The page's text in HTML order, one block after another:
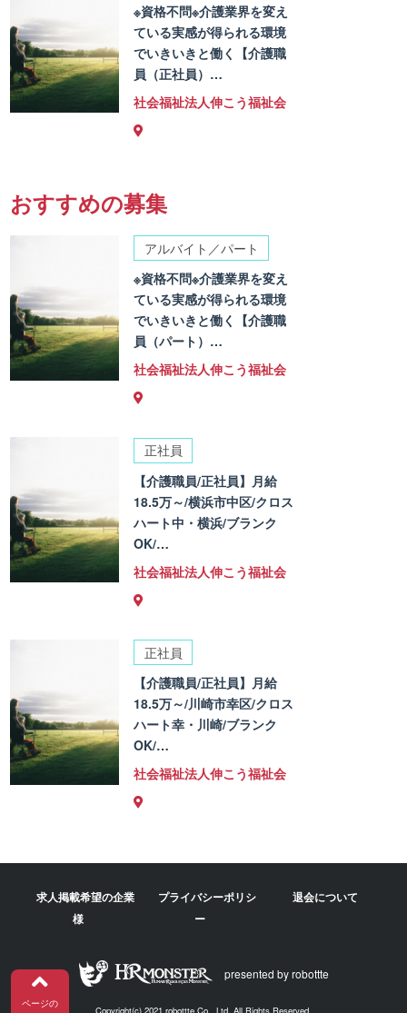
※資格不問※介護業界を変え
ている実感が得られる環境
でいきいきと働く【介護職
員（正社員）…
社会福祉法人伸こう福祉会
おすすめの募集
アルバイト／パート
※資格不問※介護業界を変え
ている実感が得られる環境
でいきいきと働く【介護職
員（パート）…
社会福祉法人伸こう福祉会
正社員
【介護職員/正社員】月給
18.5万～/横浜市中区/クロス
ハート中・横浜/ブランク
OK/…
社会福祉法人伸こう福祉会
正社員
【介護職員/正社員】月給
18.5万～/川崎市幸区/クロス
ハート幸・川崎/ブランク
OK/…
社会福祉法人伸こう福祉会
ページの
求人掲載希望の企業
様
プライバシーポリシ
ー
退会について
presented by robottte
Copyright(c) 2021 robottte Co., Ltd. All Rights Reserved.